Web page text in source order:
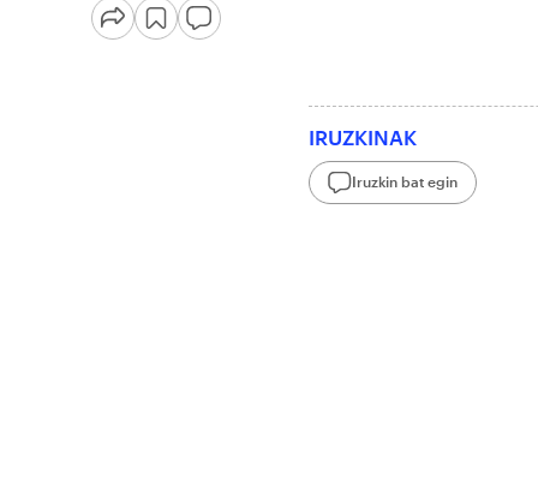
IRUZKINAK
Iruzkin bat egin